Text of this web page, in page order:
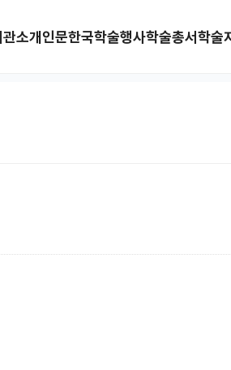
소개인문한국학술행사학술총서학술